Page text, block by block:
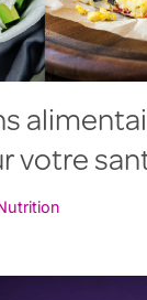
votre